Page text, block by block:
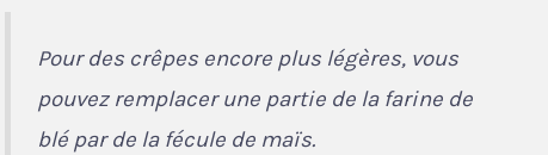
Pour des crêpes encore plus légères, vous
pouvez remplacer une partie de la farine de
blé par de la fécule de maïs.